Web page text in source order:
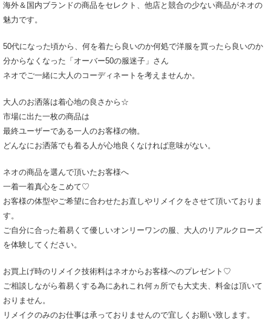
海外＆国内ブランドの商品をセレクト、他店と競合の少ない商品がネオの
魅力です。
50代になった頃から、何を着たら良いのか何処で洋服を買ったら良いのか
分からなくなった「オーバー50の服迷子」さん
ネオでご一緒に大人のコーディネートを考えませんか。
大人のお洒落は着心地の良さから☆
市場に出た一枚の商品は
最終ユーザーである一人のお客様の物。
どんなにお洒落でも着る人が心地良くなければ意味がない。
ネオの商品を選んで頂いたお客様へ
一着一着真心をこめて♡
お客様の体型やご希望に合わせたお直しやリメイクをさせて頂いておりま
す。
ご自分に合った着易くて優しいオンリーワンの服、大人のリアルクローズ
を体験してください。
お買上げ時のリメイク技術料はネオからお客様へのプレゼント♡
ご相談しながら着易くする為にあれこれ何ヵ所でも大丈夫、料金は頂いて
おりません。
リメイクのみのお仕事は承っておりませんので宜しくお願い致します。